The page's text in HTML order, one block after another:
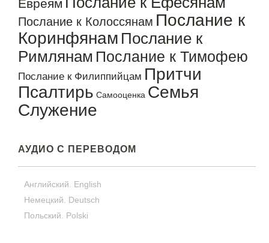
Евреям
Послание к Колоссянам Послание к
Коринфянам Послание к
Римлянам Послание к Тимофею
Послание к Филиппийцам Притчи
Псалтирь Самооценка Семья
Служение
АУДИО С ПЕРЕВОДОМ
Английский. English
Немецкий. Deutsch
Польский. Polski